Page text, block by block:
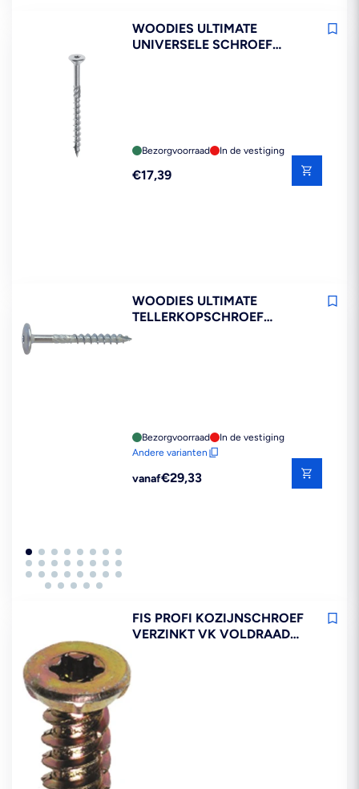
WOODIES ULTIMATE
UNIVERSELE SCHROEF
Bezorgvoorraad In de vestiging
Reguliere
€17,39
WOODIES ULTIMATE
TELLERKOPSCHROEF
Bezorgvoorraad
In de vestiging
Andere varianten
Reguliere
vanaf€29,33
FIS PROFI KOZIJNSCHROEF
VERZINKT VK VOLDRAAD